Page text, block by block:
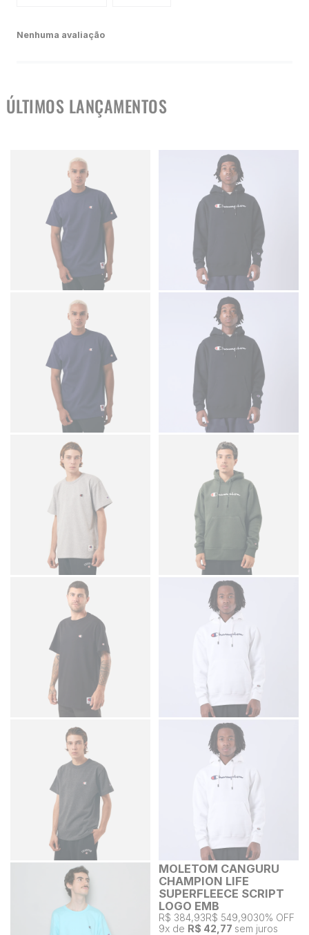
Nenhuma avaliação
ÚLTIMOS LANÇAMENTOS
MOLETOM CANGURU
CHAMPION LIFE
SUPERFLEECE SCRIPT
LOGO EMB
R$ 384,93R$ 549,9030% OFF
9x de R$ 42,77 sem juros